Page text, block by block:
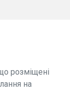
розміщені
на